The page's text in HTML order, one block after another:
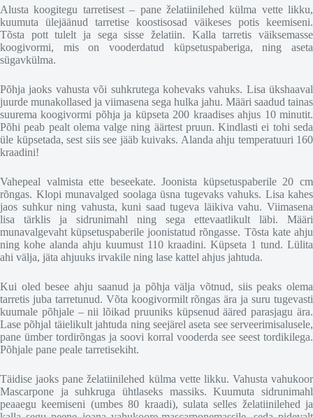
Alusta koogitegu tarretisest – pane želatiinilehed külma vette likku,
kuumuta ülejäänud tarretise koostisosad väikeses potis keemiseni.
Tõsta pott tulelt ja sega sisse želatiin. Kalla tarretis väiksemasse
koogivormi, mis on vooderdatud küpsetuspaberiga, ning aseta
sügavkülma.
Põhja jaoks vahusta või suhkrutega kohevaks vahuks. Lisa ükshaaval
juurde munakollased ja viimasena sega hulka jahu. Määri saadud tainas
suurema koogivormi põhja ja küpseta 200 kraadises ahjus 10 minutit.
Põhi peab pealt olema valge ning äärtest pruun. Kindlasti ei tohi seda
üle küpsetada, sest siis see jääb kuivaks. Alanda ahju temperatuuri 160
kraadini!
Vahepeal valmista ette beseekate. Joonista küpsetuspaberile 20 cm
rõngas. Klopi munavalged soolaga üsna tugevaks vahuks. Lisa kahes
jaos suhkur ning vahusta, kuni saad tugeva läikiva vahu. Viimasena
lisa tärklis ja sidrunimahl ning sega ettevaatlikult läbi. Määri
munavalgevaht küpsetuspaberile joonistatud rõngasse. Tõsta kate ahju
ning kohe alanda ahju kuumust 110 kraadini. Küpseta 1 tund. Lülita
ahi välja, jäta ahjuuks irvakile ning lase kattel ahjus jahtuda.
Kui oled besee ahju saanud ja põhja välja võtnud, siis peaks olema
tarretis juba tarretunud. Võta koogivormilt rõngas ära ja suru tugevasti
kuumale põhjale – nii lõikad pruuniks küpsenud ääred parasjagu ära.
Lase põhjal täielikult jahtuda ning seejärel aseta see serveerimisalusele,
pane ümber tordirõngas ja soovi korral vooderda see seest tordikilega.
Põhjale pane peale tarretisekiht.
Täidise jaoks pane želatiinilehed külma vette likku. Vahusta vahukoor
Mascarpone ja suhkruga ühtlaseks massiks. Kuumuta sidrunimahl
peaaegu keemiseni (umbes 80 kraadi), sulata selles želatiinilehed ja